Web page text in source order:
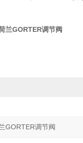
兰GORTER调节阀